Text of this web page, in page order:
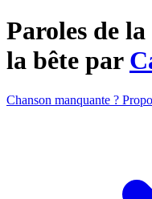
Paroles de
la bête par
Chanson manquante ?